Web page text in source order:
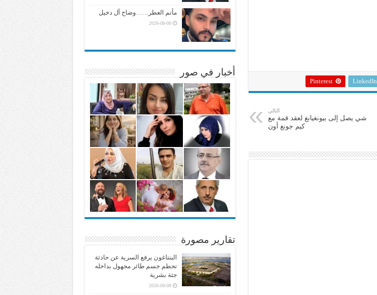
LinkedIn
Pinterest
التالي
شي يصل إلى بيونغيانغ لعقد قمة مع
كيم جونغ أون
مأتم العطر……وضاح آل دخيل
2026-08-08
أخبار في صور
تقارير مصورة
البنتاغون يرفع السرية عن حادثة
تحطم جسم طائر مجهول بداخله
جثة بشرية
2026-08-08